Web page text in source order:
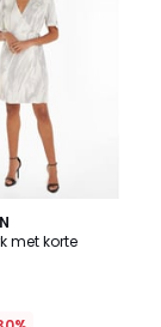
met korte